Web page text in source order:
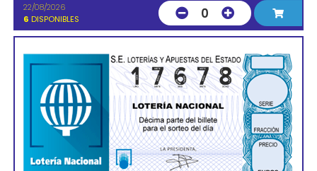
22/08/2026
6 DISPONIBLES 0